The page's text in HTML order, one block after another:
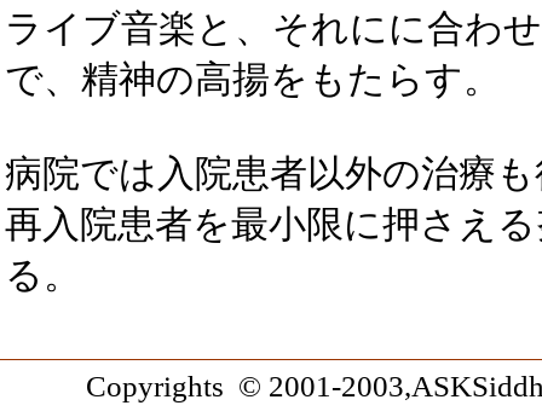
ライブ音楽と、それにに合わ
で、精神の高揚をもたらす。
病院では入院患者以外の治療
再入院患者を最小限に押さえ
る。
Copyrights © 2001-